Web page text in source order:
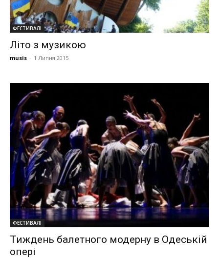
ФЕСТИВАЛІ
Літо з музикою
musis - 1 Липня 2015
ФЕСТИВАЛІ
Тиждень балетного модерну в Одеській
опері